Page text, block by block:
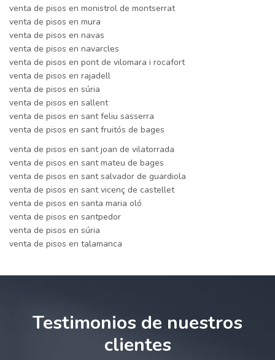
venta de pisos en monistrol de montserrat
venta de pisos en mura
venta de pisos en navas
venta de pisos en navarcles
venta de pisos en pont de vilomara i rocafort
venta de pisos en rajadell
venta de pisos en súria
venta de pisos en sallent
venta de pisos en sant feliu sasserra
venta de pisos en sant fruitós de bages
venta de pisos en sant joan de vilatorrada
venta de pisos en sant mateu de bages
venta de pisos en sant salvador de guardiola
venta de pisos en sant vicenç de castellet
venta de pisos en santa maria oló
venta de pisos en santpedor
venta de pisos en súria
venta de pisos en talamanca
Testimonios de nuestros
clientes